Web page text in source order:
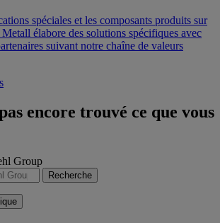
spéciales et les composants produits sur
élabore des solutions spécifiques avec
suivant notre chaîne de valeurs
encore trouvé ce que vous
Group
Recherche